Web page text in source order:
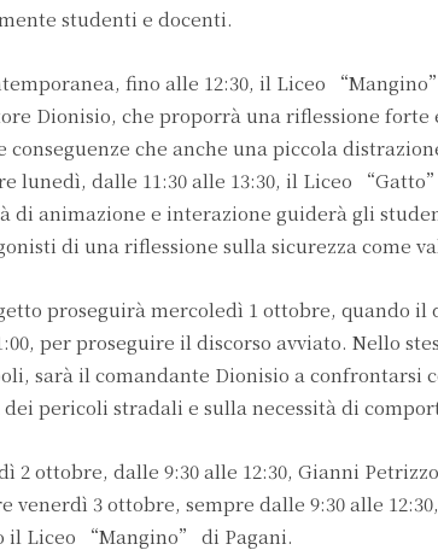
studenti e docenti.
fino alle 12:30, il Liceo
Dionisio, che proporrà una riflessione
conseguenze che anche una piccola
lunedì, dalle 11:30 alle 13:30, il Liceo
di animazione e interazione guiderà gli
di una riflessione sulla sicurezza come
proseguirà mercoledì 1 ottobre, quando
per proseguire il discorso avviato. Nello
sarà il comandante Dionisio a confrontarsi
pericoli stradali e sulla necessità di
2 ottobre, dalle 9:30 alle 12:30, Gianni
venerdì 3 ottobre, sempre dalle 9:30 alle
il Liceo “Mangino” di Pagani.